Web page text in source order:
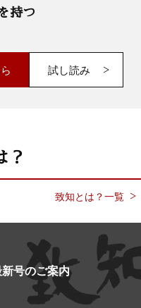
持つ
試し読み
？
致知とは？一覧
号のご案内